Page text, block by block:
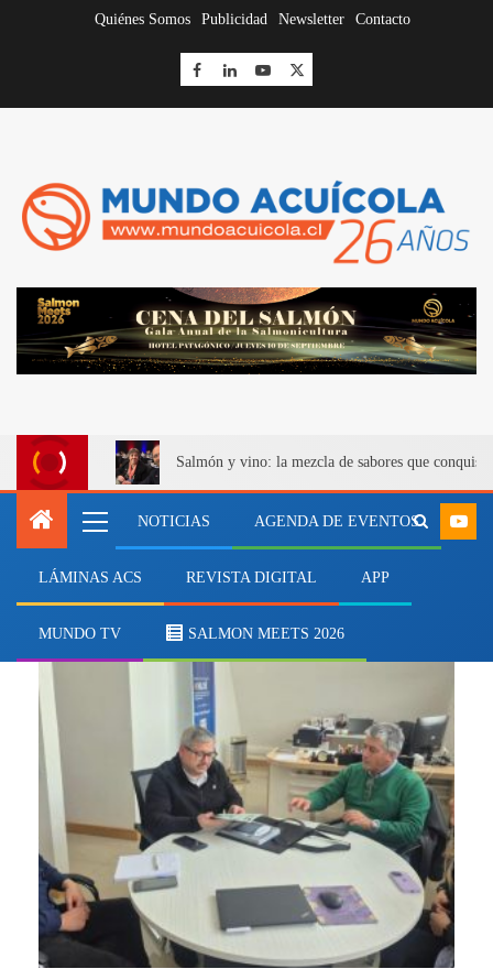
Quiénes Somos Publicidad Newsletter Contacto
Salmón y vino: la mezcla de sabores que
NOTICIAS AGENDA DE EVENTOS
LÁMINAS ACS REVISTA DIGITAL APP
MUNDO TV SALMON MEETS 2026
choritos